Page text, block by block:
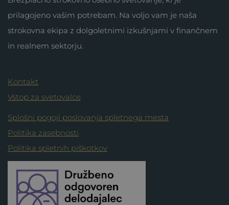
prilagojeno vašim potrebam. Na voljo vam je naša
strokovna ekipa z dolgoletnimi izkušnjami v finančnem
in realnem sektorju.
Kontakt
Vstop za svetovalce
Splošni pogoji poslovanja spletnega mesta
Politika zasebnosti
Politika spletnih piškotkov